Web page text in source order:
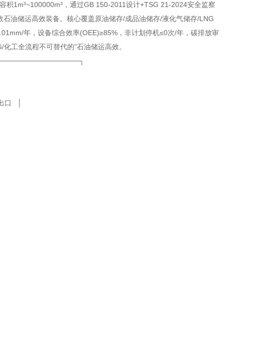
1m³~100000m³，通过GB 150-2011设计+TSG 21-2024安全监察
油储运高效装备。核心覆盖原油储存/成品油储存/液化气储存/LNG
年，设备综合效率(OEE)≥85%，非计划停机≤0次/年，碳排放审
工全流程不可替代的"石油储运高效。
口 │